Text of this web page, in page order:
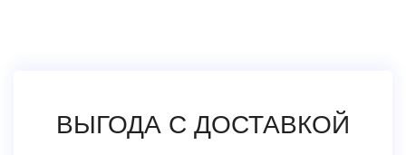
ВЫГОДА С ДОСТАВКОЙ